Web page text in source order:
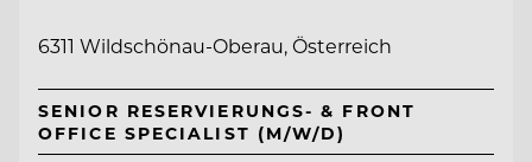
6311 Wildschönau-Oberau, Österreich
SENIOR RESERVIERUNGS- & FRONT
OFFICE SPECIALIST (M/W/D)